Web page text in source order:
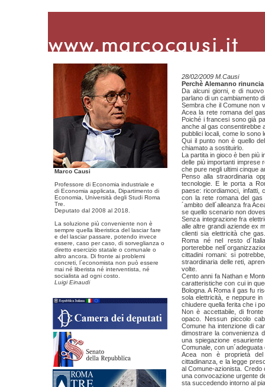
Marco Causi
Professore di Economia industriale e
di Economia applicata, Dipartimento di
Economia, Università degli Studi Roma
Tre.
Deputato dal 2008 al 2018.
La soluzione più conveniente non è
sempre quella liberistica del lasciar fare
e del lasciar passare, potendo invece
essere, caso per caso, di sorveglianza o
diretto esercizio statale o comunale o
altro ancora. Di fronte ai problemi
concreti, l´economista non può essere
mai né liberista né interventista, né
socialista ad ogni costo.
Luigi Einaudi
28/02/2009 M.Causi
Perchè Alemanno
Da alcuni giorni, e di
parlano di un cambiamento
Sembra che il Comune non
Acea la rete romana del
Poiché i francesi sono già
anche al gas consentirebbe
pubblici locali, come lo sono
Qui il punto non è quello
chiamato a sostituirlo.
La partita in gioco è ben più
delle più importanti imprese
che pure negli ultimi cinque
Penso alla straordinaria
tecnologie. E le porta a
paese: ricordiamoci, infatti,
con la rete romana del
´ambito dell´alleanza fra
se quello scenario non
Senza integrazione fra
alle altre grandi aziende ex
clienti sia elettricità che
Roma né nel resto
porterebbe
cittadini romani: si
straordinaria delle reti,
volte.
Cento anni fa Nathan e
caratteristiche con cui in
Bologna. A Roma il gas fu
sola elettricità, e neppure
chiudere quella ferita che i
Non è accettabile, di
opaco. Nessun piccolo
Comune ha intenzione di
dimostrare la convenienza
una spiegazione
Comunale, con
Acea non è proprietà del
cittadinanza, e la legge
al Comune-azionista. Credo
una convocazione urgente
sta succedendo intorno al